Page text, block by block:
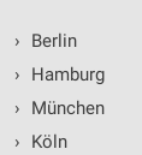
›
Berlin
›
Hamburg
›
München
›
Köln